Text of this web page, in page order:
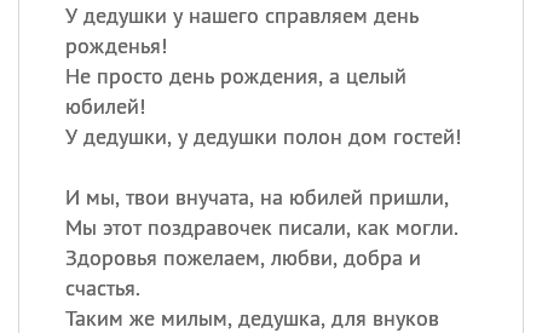
У дедушки у нашего справляем день
рожденья!
Не просто день рождения, а целый
юбилей!
У дедушки, у дедушки полон дом гостей!
И мы, твои внучата, на юбилей пришли,
Мы этот поздравочек писали, как могли.
Здоровья пожелаем, любви, добра и
счастья.
Таким же милым, дедушка, для внуков